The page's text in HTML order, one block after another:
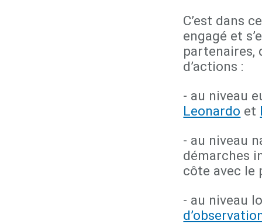
C’est dans
engagé et
partenaires,
d’actions :
- au niveau
Leonardo et
- au niveau
démarches
côte avec
- au niveau